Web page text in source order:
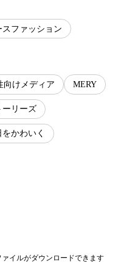
スファッション
向けメディア MERY
ーリーズ
かわいく
イルがダウンロードできます